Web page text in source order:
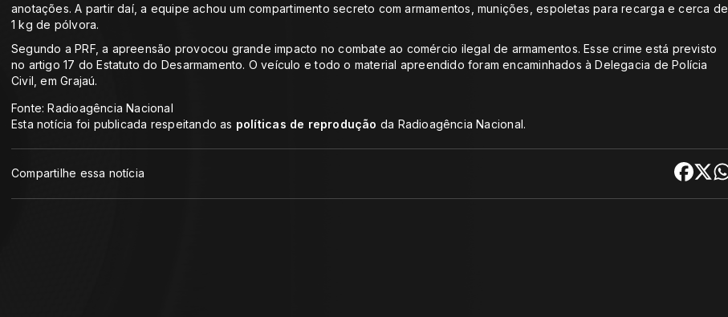
anotações. A partir daí, a equipe achou um compartimento secreto com armamentos, munições, espoletas para recarga e cerca de
1 kg de pólvora.
Segundo a PRF, a apreensão provocou grande impacto no combate ao comércio ilegal de armamentos. Esse crime está previsto
no artigo 17 do Estatuto do Desarmamento. O veículo e todo o material apreendido foram encaminhados à Delegacia de Polícia
Civil, em Grajaú.
Fonte: Radioagência Nacional
Esta notícia foi publicada respeitando as políticas de reprodução da Radioagência Nacional.
Compartilhe essa notícia